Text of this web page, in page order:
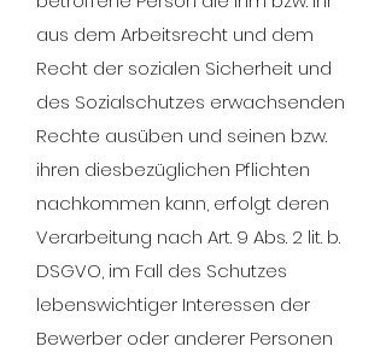
aus dem Arbeitsrecht und dem
Recht der sozialen Sicherheit und
des Sozialschutzes erwachsenden
Rechte ausüben und seinen bzw.
ihren diesbezüglichen Pflichten
nachkommen kann, erfolgt deren
Verarbeitung nach Art. 9 Abs. 2 lit. b.
DSGVO, im Fall des Schutzes
lebenswichtiger Interessen der
Bewerber oder anderer Personen